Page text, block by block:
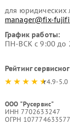
для юридических
manager@fix-
График работы:
ПН-ВСК с 9:00 до
Рейтинг
4.9-5.0
ООО "Русервис"
ИНН 7702633247
ОГРН